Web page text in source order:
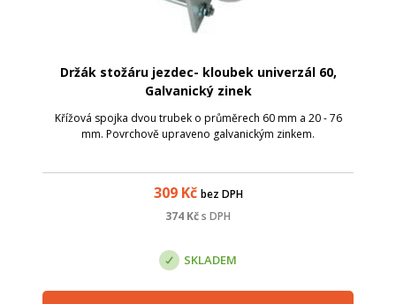
Držák stožáru jezdec- kloubek univerzál 60,
Galvanický zinek
Křížová spojka dvou trubek o průměrech 60 mm a 20 - 76
mm. Povrchově upraveno galvanickým zinkem.
309Kč bez DPH
374 Kčs DPH
SKLADEM